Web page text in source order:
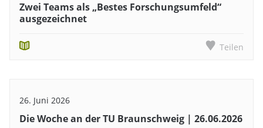
Zwei Teams als „Bestes Forschungsumfeld“
ausgezeichnet
Teilen
26. Juni 2026
Die Woche an der TU Braunschweig | 26.06.2026